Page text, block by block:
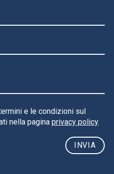
e le condizioni sul
nella paginaprivacy policy